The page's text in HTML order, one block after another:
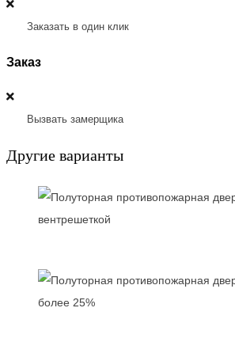
Заказать в один клик
Заказ
Вызвать замерщика
Другие варианты